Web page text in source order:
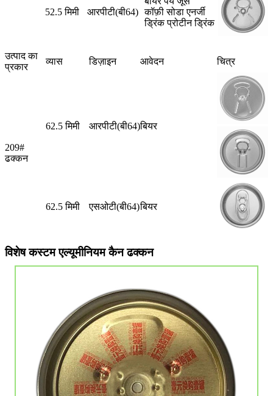
52.5 मिमी आरपीटी(बी64) कॉफ़ी सोडा एनर्जी
ड्रिंक प्रोटीन ड्रिंक
उत्पाद का
प्रकार
व्यास डिज़ाइन आवेदन चित्र
209#
ढक्कन
62.5 मिमी आरपीटी(बी64)बियर
62.5 मिमी एसओटी(बी64)बियर
विशेष कस्टम एल्यूमीनियम कैन ढक्कन